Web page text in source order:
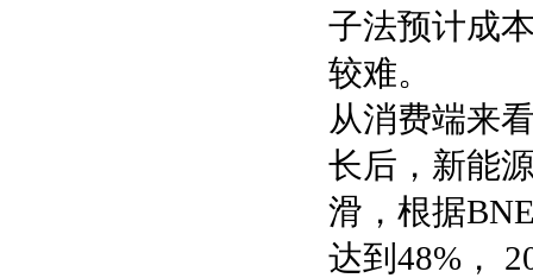
子法预计成
较难。
从消费端来
长后，新能
滑，根据
达到48%，